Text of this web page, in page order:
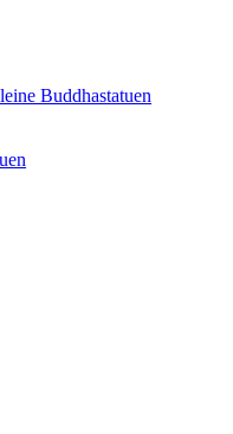
Buddhastatuen